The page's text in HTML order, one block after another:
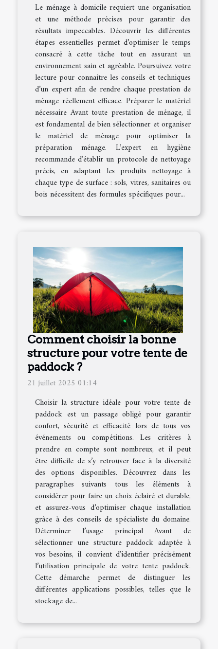
Le ménage à domicile requiert une organisation
et une méthode précises pour garantir des
résultats impeccables. Découvrir les différentes
étapes essentielles permet d’optimiser le temps
consacré à cette tâche tout en assurant un
environnement sain et agréable. Poursuivez votre
lecture pour connaître les conseils et techniques
d’un expert afin de rendre chaque prestation de
ménage réellement efficace. Préparer le matériel
nécessaire Avant toute prestation de ménage, il
est fondamental de bien sélectionner et organiser
le matériel de ménage pour optimiser la
préparation ménage. L’expert en hygiène
recommande d’établir un protocole de nettoyage
précis, en adaptant les produits nettoyage à
chaque type de surface : sols, vitres, sanitaires ou
bois nécessitent des formules spécifiques pour...
Comment choisir la bonne
structure pour votre tente de
paddock ?
21 juillet 2025 01:14
Choisir la structure idéale pour votre tente de
paddock est un passage obligé pour garantir
confort, sécurité et efficacité lors de tous vos
événements ou compétitions. Les critères à
prendre en compte sont nombreux, et il peut
être difficile de s’y retrouver face à la diversité
des options disponibles. Découvrez dans les
paragraphes suivants tous les éléments à
considérer pour faire un choix éclairé et durable,
et assurez-vous d’optimiser chaque installation
grâce à des conseils de spécialiste du domaine.
Déterminer l’usage principal Avant de
sélectionner une structure paddock adaptée à
vos besoins, il convient d’identifier précisément
l’utilisation principale de votre tente paddock.
Cette démarche permet de distinguer les
différentes applications possibles, telles que le
stockage de...